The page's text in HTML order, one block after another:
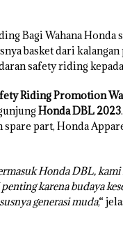
Bagi Wahana
basket dari
safety riding
Riding Promotion
Honda DBL 2023
spare part, Honda
Honda DBL,
karena budaya
generasi muda,“